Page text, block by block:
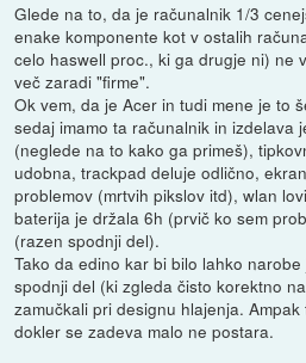
Glede na to, da je računalnik 1/3
enake komponente kot v ostalih
celo haswell proc., ki ga drugje ni) ne
več zaradi "firme".
Ok vem, da je Acer in tudi mene je to
sedaj imamo ta računalnik in izdelava
(neglede na to kako ga primeš),
udobna, trackpad deluje odlično,
problemov (mrtvih pikslov itd), wlan
baterija je držala 6h (prvič ko sem
(razen spodnji del).
Tako da edino kar bi bilo lahko
spodnji del (ki zgleda čisto korektno
zamučkali pri designu hlajenja.
dokler se zadeva malo ne postara.